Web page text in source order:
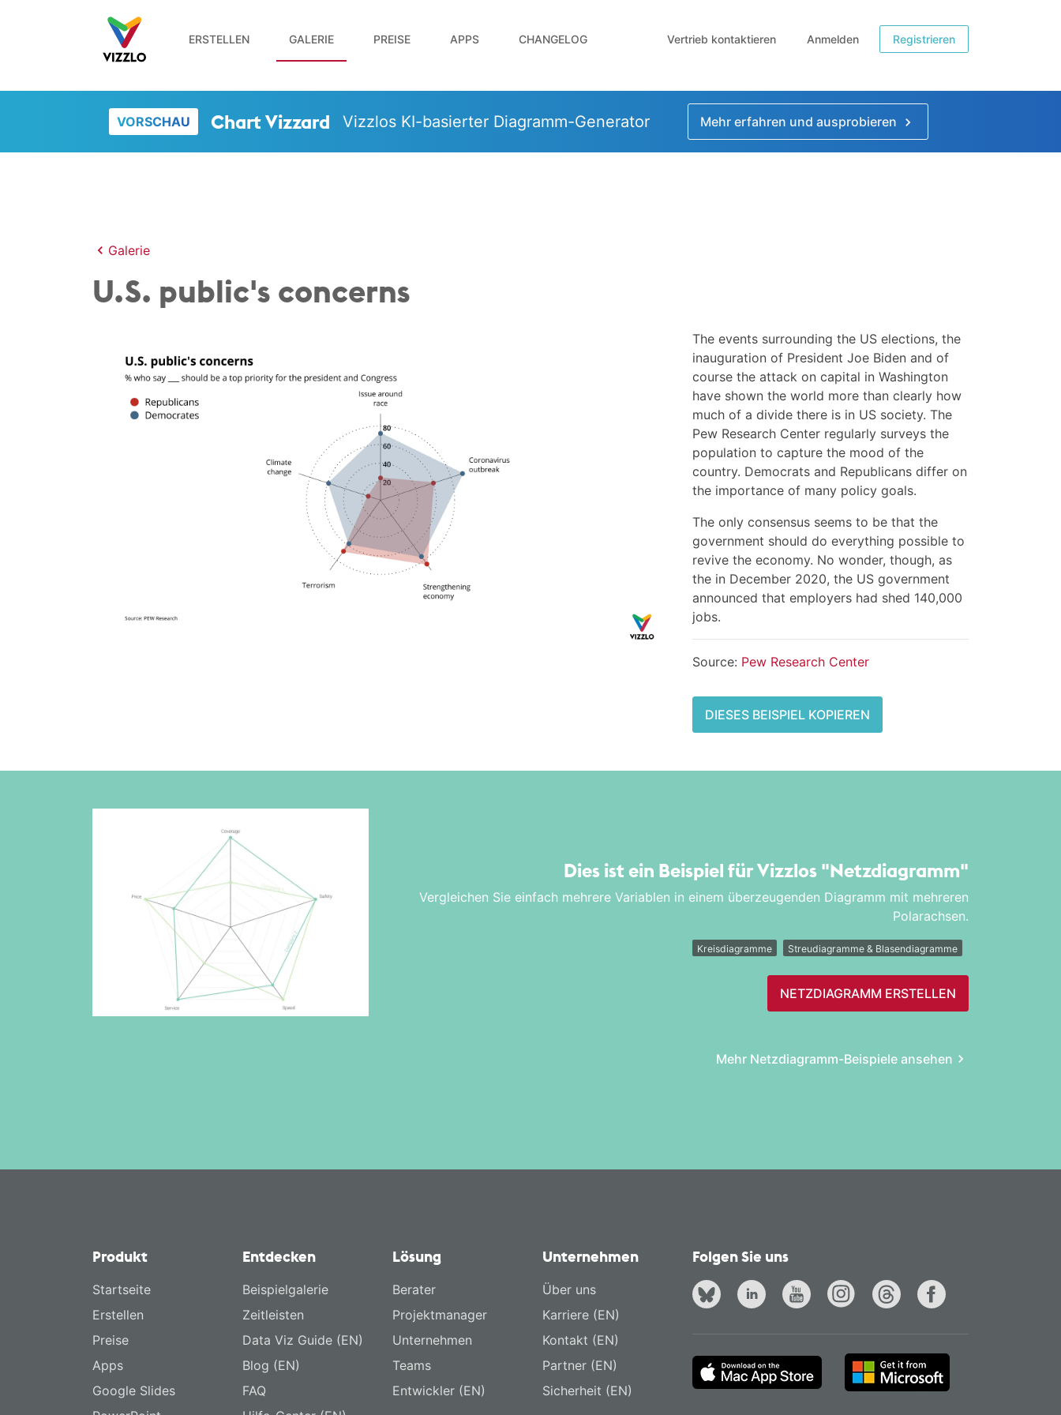
ERSTELLEN GALERIE PREISE APPS CHANGELOG Vertrieb kontaktieren Anmelden Registrieren
VORSCHAU Chart Vizzard Vizzlos KI-basierter Diagramm-Generator Mehr erfahren und ausprobieren
Galerie
U.S. public's concerns
The events surrounding the US elections, the
inauguration of President Joe Biden and of
course the attack on capital in Washington
have shown the world more than clearly how
much of a divide there is in US society. The
Pew Research Center regularly surveys the
population to capture the mood of the
country. Democrats and Republicans differ on
the importance of many policy goals.
The only consensus seems to be that the
government should do everything possible to
revive the economy. No wonder, though, as
the in December 2020, the US government
announced that employers had shed 140,000
jobs.
Source: Pew Research Center
DIESES BEISPIEL KOPIEREN
Dies ist ein Beispiel für Vizzlos "Netz­diagramm"
Vergleichen Sie einfach mehrere Variablen in einem überzeugenden Diagramm mit mehreren
Polarachsen.
Kreisdiagramme Streudiagramme & Blasendiagramme
NETZ­DIAGRAMM ERSTELLEN
Mehr Netz­diagramm-Beispiele ansehen
Produkt
Startseite
Erstellen
Preise
Apps
Google Slides
Entdecken
Beispielgalerie
Zeitleisten
Data Viz Guide (EN)
Blog (EN)
FAQ
Lösung
Berater
Projektmanager
Unternehmen
Teams
Entwickler (EN)
Unternehmen
Über uns
Karriere (EN)
Kontakt (EN)
Partner (EN)
Sicherheit (EN)
Folgen Sie uns